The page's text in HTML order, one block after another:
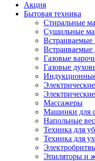
Акция
Бытовая техника
Стиральные
Сушильные
Встраиваемые
Газовые
Газовые
Массажеры
Машинки для
Напольные
Техника для
Техника для
Эпиляторы и